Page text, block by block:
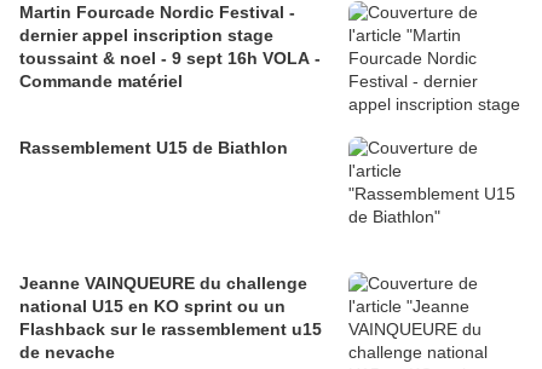
Martin Fourcade Nordic Festival -
dernier appel inscription stage
toussaint & noel - 9 sept 16h VOLA -
Commande matériel
Rassemblement U15 de Biathlon
Jeanne VAINQUEURE du challenge
national U15 en KO sprint ou un
Flashback sur le rassemblement u15
de nevache